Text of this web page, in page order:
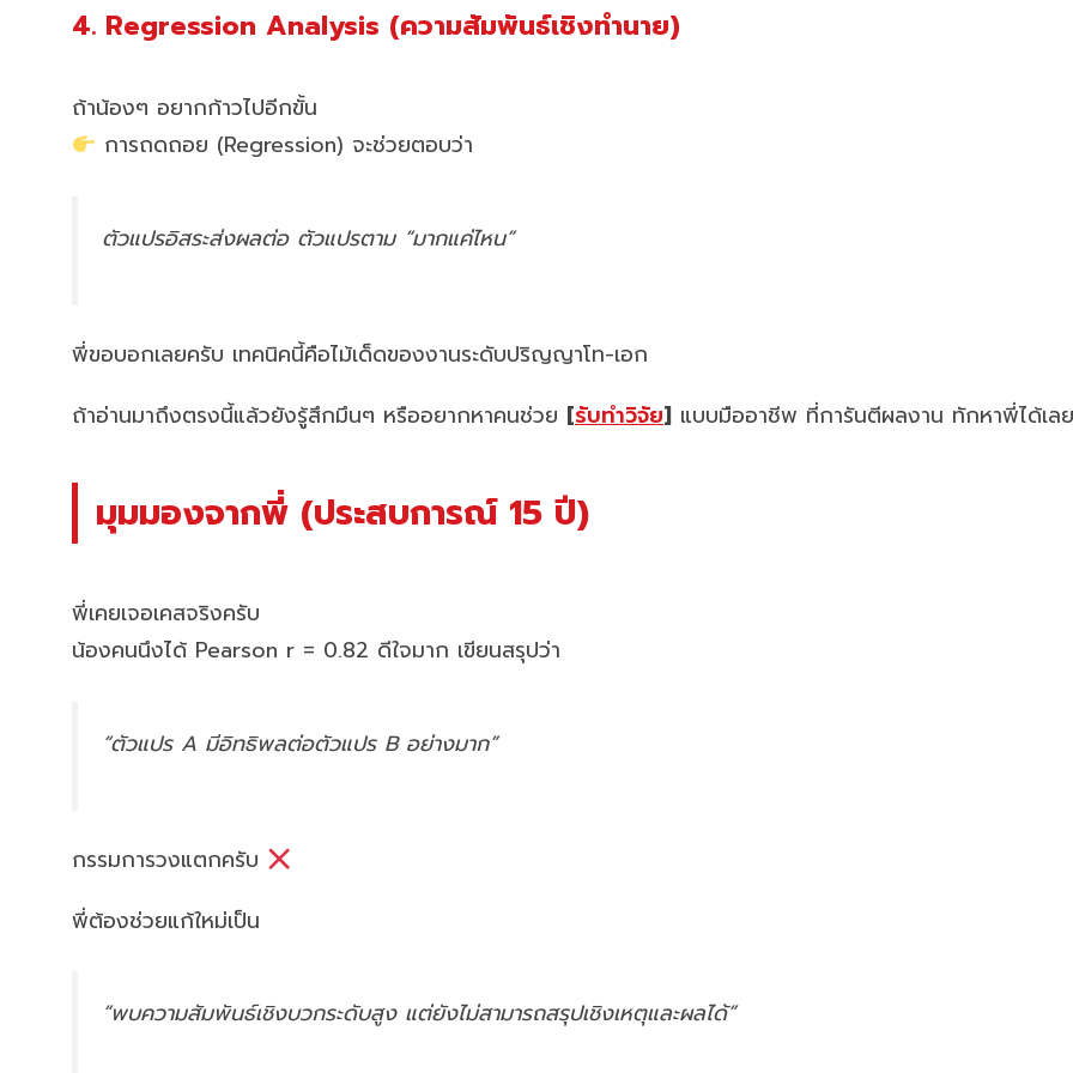
4. Regression Analysis (ความสัมพันธ์เชิงทำนาย)
ถ้าน้องๆ อยากก้าวไปอีกขั้น
การถดถอย (Regression) จะช่วยตอบว่า
ตัวแปรอิสระส่งผลต่อ ตัวแปรตาม “มากแค่ไหน”
พี่ขอบอกเลยครับ เทคนิคนี้คือไม้เด็ดของงานระดับปริญญาโท-เอก
ถ้าอ่านมาถึงตรงนี้แล้วยังรู้สึกมึนๆ หรืออยากหาคนช่วย [รับทำวิจัย] แบบมืออาชีพ ที่การันตีผลงาน ทักหาพี่ได้เล
มุมมองจากพี่ (ประสบการณ์ 15 ปี)
พี่เคยเจอเคสจริงครับ
น้องคนนึงได้ Pearson r = 0.82 ดีใจมาก เขียนสรุปว่า
“ตัวแปร A มีอิทธิพลต่อตัวแปร B อย่างมาก”
กรรมการวงแตกครับ
พี่ต้องช่วยแก้ใหม่เป็น
“พบความสัมพันธ์เชิงบวกระดับสูง แต่ยังไม่สามารถสรุปเชิงเหตุและผลได้”